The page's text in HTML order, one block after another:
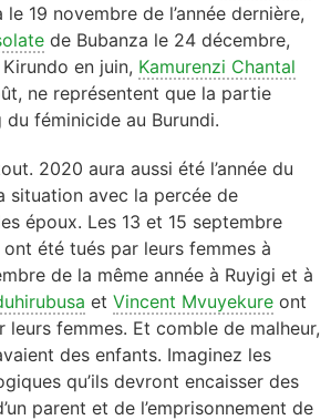
le 19 novembre de l’année dernière,
de Bubanza le 24 décembre,
en juin, Kamurenzi Chantal
ne représentent que la partie
du féminicide au Burundi.
2020 aura aussi été l’année du
situation avec la percée de
époux. Les 13 et 15 septembre
été tués par leurs femmes à
de la même année à Ruyigi et à
et Vincent Mvuyekure ont
leurs femmes. Et comble de malheur,
des enfants. Imaginez les
qu’ils devront encaisser des
parent et de l’emprisonnement de